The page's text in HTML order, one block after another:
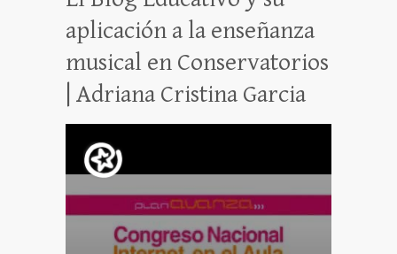
aplicación a la enseñanza
musical en Conservatorios
| Adriana Cristina Garcia